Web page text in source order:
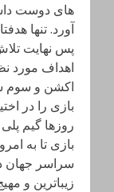
های دوست
آورد. تنها
پس نهایت
اهداف مورد
اکشن و سوم
بازی را در
روزها گیم
سراسر جهان
زیباترین و